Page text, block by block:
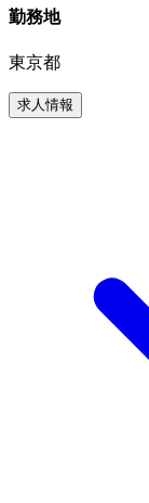
勤務地
東京都
求人情報